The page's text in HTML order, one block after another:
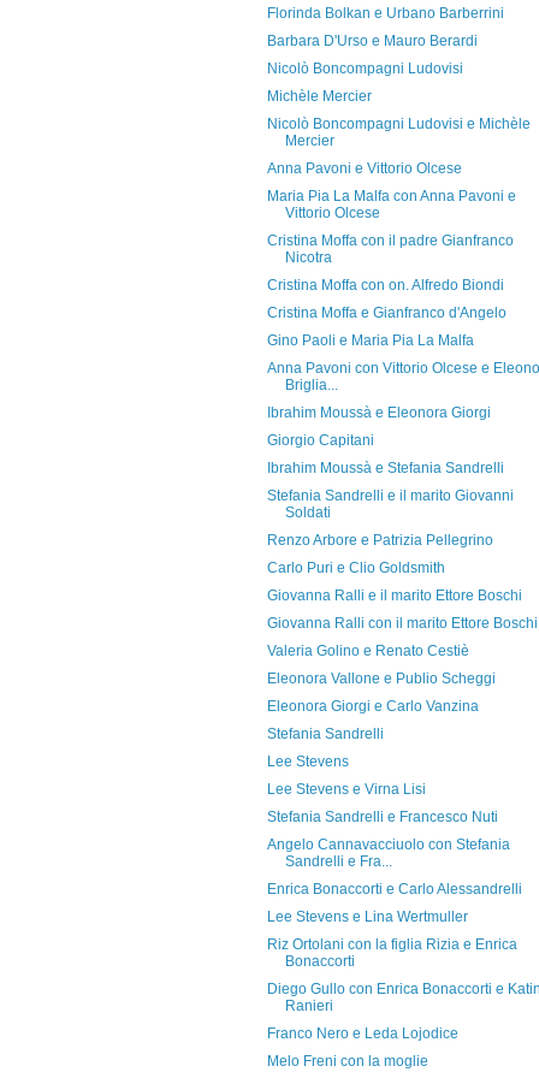
Florinda Bolkan e Urbano Barberrini
Barbara D'Urso e Mauro Berardi
Nicolò Boncompagni Ludovisi
Michèle Mercier
Nicolò Boncompagni Ludovisi e Michèle
Mercier
Anna Pavoni e Vittorio Olcese
Maria Pia La Malfa con Anna Pavoni e
Vittorio Olcese
Cristina Moffa con il padre Gianfranco
Nicotra
Cristina Moffa con on. Alfredo Biondi
Cristina Moffa e Gianfranco d'Angelo
Gino Paoli e Maria Pia La Malfa
Anna Pavoni con Vittorio Olcese e
Briglia...
Ibrahim Moussà e Eleonora Giorgi
Giorgio Capitani
Ibrahim Moussà e Stefania Sandrelli
Stefania Sandrelli e il marito Giovanni
Soldati
Renzo Arbore e Patrizia Pellegrino
Carlo Puri e Clio Goldsmith
Giovanna Ralli e il marito Ettore Boschi
Giovanna Ralli con il marito Ettore Boschi
Valeria Golino e Renato Cestiè
Eleonora Vallone e Publio Scheggi
Eleonora Giorgi e Carlo Vanzina
Stefania Sandrelli
Lee Stevens
Lee Stevens e Virna Lisi
Stefania Sandrelli e Francesco Nuti
Angelo Cannavacciuolo con Stefania
Sandrelli e Fra...
Enrica Bonaccorti e Carlo Alessandrelli
Lee Stevens e Lina Wertmuller
Riz Ortolani con la figlia Rizia e Enrica
Bonaccorti
Diego Gullo con Enrica Bonaccorti e
Ranieri
Franco Nero e Leda Lojodice
Melo Freni con la moglie